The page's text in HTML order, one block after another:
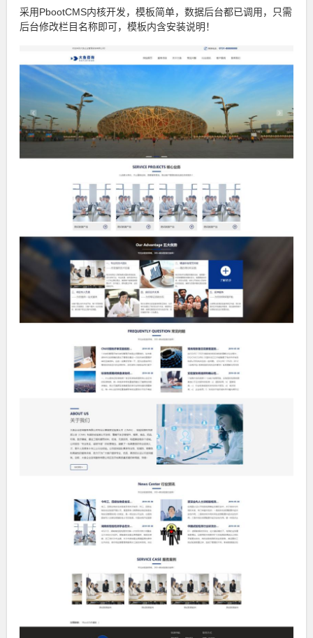
采用PbootCMS内核开发，模板简单，数据后台都已调用，只需
后台修改栏目名称即可，模板内含安装说明！